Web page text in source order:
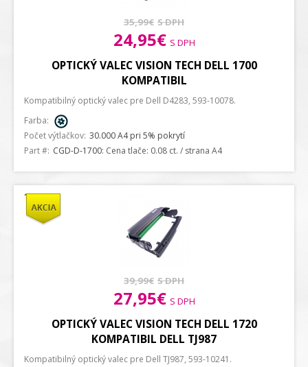
35,99€ S DPH
24,95€ S DPH
OPTICKÝ VALEC VISION TECH DELL 1700
KOMPATIBIL
Kompatibilný optický valec pre Dell D4283, 593-10078.
Farba:
Počet výtlačkov: 30.000 A4 pri 5% pokrytí
Part #: CGD-D-1700: Cena tlače: 0.08 ct. / strana A4
39,99€ S DPH
27,95€ S DPH
OPTICKÝ VALEC VISION TECH DELL 1720
KOMPATIBIL DELL TJ987
Kompatibilný optický valec pre Dell TJ987, 593-10241.